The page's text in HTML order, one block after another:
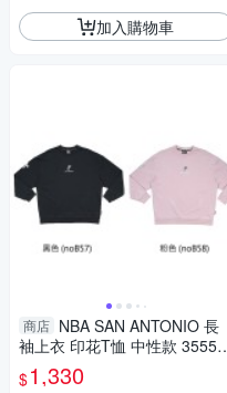
加入購物車
商店 NBA SAN ANTONIO 長
袖上衣 印花T恤 中性款 35551
008
$1,330